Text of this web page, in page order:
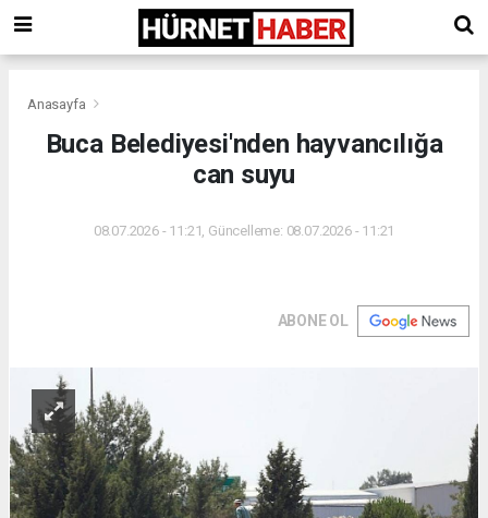
Anasayfa
Buca Belediyesi'nden hayvancılığa
can suyu
08.07.2026 - 11:21, Güncelleme: 08.07.2026 - 11:21
ABONE OL